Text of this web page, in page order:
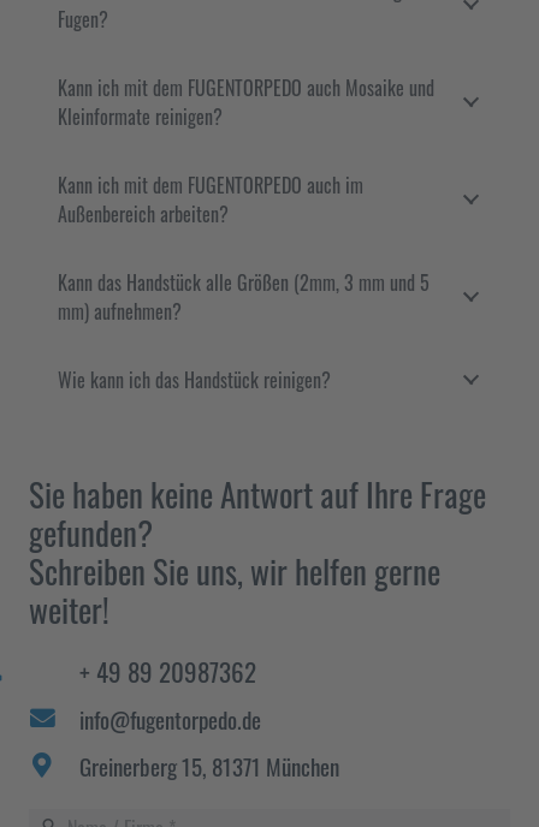
Fugen?
Kann ich mit dem FUGENTORPEDO auch Mosaike und
Kleinformate reinigen?
Kann ich mit dem FUGENTORPEDO auch im
Außenbereich arbeiten?
Kann das Handstück alle Größen (2mm, 3 mm und 5
mm) aufnehmen?
Wie kann ich das Handstück reinigen?
Sie haben keine Antwort auf Ihre Frage
gefunden?
Schreiben Sie uns, wir helfen gerne
weiter!
+ 49 89 20987362
info@fugentorpedo.de
Greinerberg 15, 81371 München